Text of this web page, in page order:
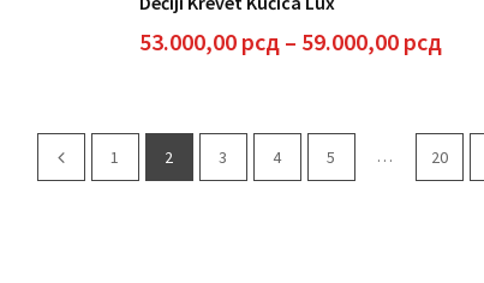
53.000,00 рсд – 59.000,00 рсд
do
1 2 3 4 5 … 20